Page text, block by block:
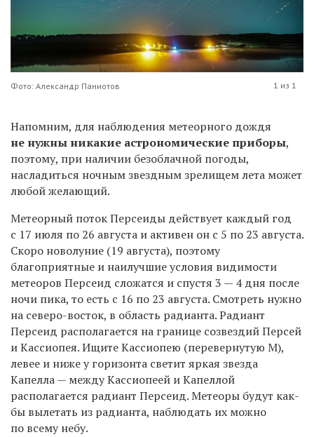
Фото: Александр Паниотов 1 из 1
Напомним, для наблюдения метеорного дождя
не нужны никакие астрономические приборы,
поэтому, при наличии безоблачной погоды,
насладиться ночным звездным зрелищем лета может
любой желающий.
Метеорный поток Персеиды действует каждый год
с 17 июля по 26 августа и активен он с 5 по 23 августа.
Скоро новолуние (19 августа), поэтому
благоприятные и наилучшие условия видимости
метеоров Персеид сложатся и спустя 3 — 4 дня после
ночи пика, то есть с 16 по 23 августа. Смотреть нужно
на северо-восток, в область радианта. Радиант
Персеид располагается на границе созвездий Персей
и Кассиопея. Ищите Кассиопею (перевернутую М),
левее и ниже у горизонта светит яркая звезда
Капелла — между Кассиопеей и Капеллой
располагается радиант Персеид. Метеоры будут как-
бы вылетать из радианта, наблюдать их можно
по всему небу.